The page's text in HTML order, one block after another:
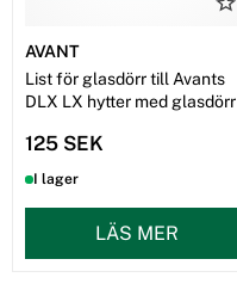
AVANT
List för glasdörr till Avants
DLX LX hytter med glasdörr
125 SEK
I lager
LÄS MER